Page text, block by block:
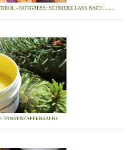
- KONGRESS: SCHMERZ LASS NACH........
TANNENZAPFENSALBE